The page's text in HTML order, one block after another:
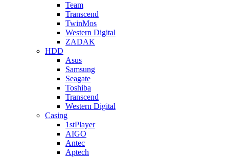
Team
Transcend
TwinMos
Western Digital
ZADAK
HDD
Asus
Samsung
Seagate
Toshiba
Transcend
Western Digital
Casing
1stPlayer
AIGO
Antec
Aptech